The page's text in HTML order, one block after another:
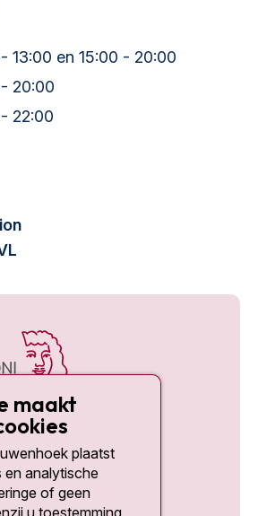
13:00 en 15:00 - 20:00
20:00
22:00
maakt
plaatst
analytische
of geen
u toestemming